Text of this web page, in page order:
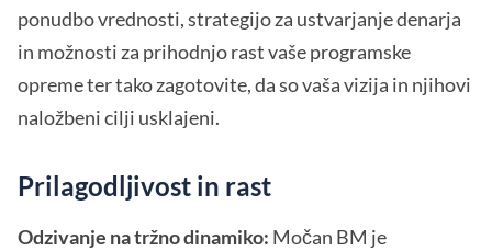
ponudbo vrednosti, strategijo za ustvarjanje denarja
in možnosti za prihodnjo rast vaše programske
opreme ter tako zagotovite, da so vaša vizija in njihovi
naložbeni cilji usklajeni.
Prilagodljivost in rast
Odzivanje na tržno dinamiko: Močan BM je